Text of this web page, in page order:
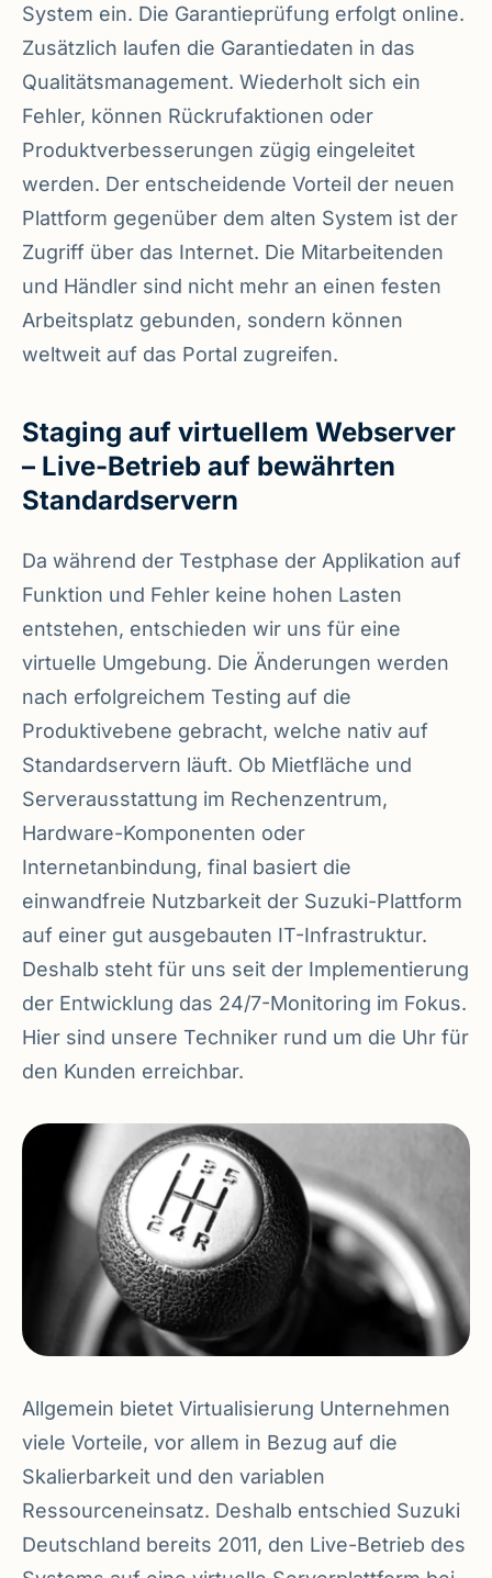
System ein. Die Garantieprüfung erfolgt online.
Zusätzlich laufen die Garantiedaten in das
Qualitätsmanagement. Wiederholt sich ein
Fehler, können Rückrufaktionen oder
Produktverbesserungen zügig eingeleitet
werden. Der entscheidende Vorteil der neuen
Plattform gegenüber dem alten System ist der
Zugriff über das Internet. Die Mitarbeitenden
und Händler sind nicht mehr an einen festen
Arbeitsplatz gebunden, sondern können
weltweit auf das Portal zugreifen.
Staging auf virtuellem Webserver
– Live-Betrieb auf bewährten
Standardservern
Da während der Testphase der Applikation auf
Funktion und Fehler keine hohen Lasten
entstehen, entschieden wir uns für eine
virtuelle Umgebung. Die Änderungen werden
nach erfolgreichem Testing auf die
Produktivebene gebracht, welche nativ auf
Standardservern läuft. Ob Mietfläche und
Serverausstattung im Rechenzentrum,
Hardware-Komponenten oder
Internetanbindung, final basiert die
einwandfreie Nutzbarkeit der Suzuki-Plattform
auf einer gut ausgebauten IT-Infrastruktur.
Deshalb steht für uns seit der Implementierung
der Entwicklung das 24/7-Monitoring im Fokus.
Hier sind unsere Techniker rund um die Uhr für
den Kunden erreichbar.
Allgemein bietet Virtualisierung Unternehmen
viele Vorteile, vor allem in Bezug auf die
Skalierbarkeit und den variablen
Ressourceneinsatz. Deshalb entschied Suzuki
Deutschland bereits 2011, den Live-Betrieb des